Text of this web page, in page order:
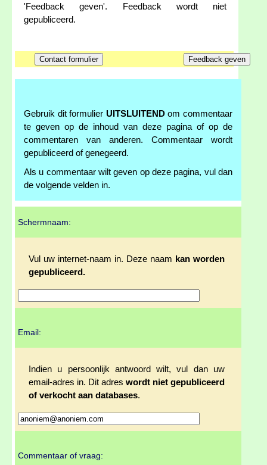
'Feedback geven'. Feedback wordt niet
gepubliceerd.
Gebruik dit formulier UITSLUITENDom commentaar
te geven op de inhoud van deze pagina of op de
commentaren van anderen. Commentaar wordt
gepubliceerd of genegeerd.
Als u commentaar wilt geven op deze pagina, vul dan
de volgende velden in.
Schermnaam:
Vul uw internet-naam in. Deze naam kan worden
gepubliceerd.
Email:
Indien u persoonlijk antwoord wilt, vul dan uw
email-adres in. Dit adres wordt niet gepubliceerd
of verkocht aan databases.
Commentaar of vraag: